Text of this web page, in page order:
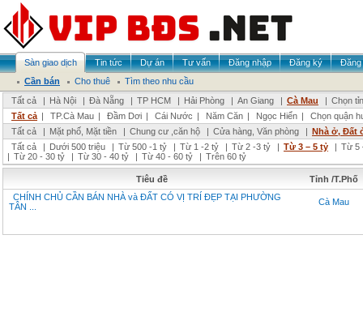
Sàn giao dịch Tin tức Dự án Tư vấn Đăng nhập Đăng ký
Đăng
Cần bán
Cho thuê
Tìm theo nhu cầu
Tất cả
| Hà Nội | Đà Nẵng | TP HCM | Hải Phòng | An Giang | Cà Mau | Chọn
Tất cả | TP.Cà Mau | Đầm Dơi | Cái Nước | Năm Căn | Ngọc Hiển |
Chọn quận
Tất cả
| Mặt phố, Mặt tiền | Chung cư ,căn hộ | Cửa hàng, Văn phòng | Nhà ở, Đất
Tất cả
| Dưới 500 triệu | Từ 500 -1 tỷ | Từ 1 -2 tỷ | Từ 2 -3 tỷ | Từ 3 – 5 tỷ | Từ 5
| Từ 20 - 30 tỷ | Từ 30 - 40 tỷ | Từ 40 - 60 tỷ | Trên 60 tỷ
Tiêu đề
Tỉnh /T.Phố
CHÍNH CHỦ CẦN BÁN NHÀ và ĐẤT CÓ VỊ TRÍ ĐẸP TẠI PHƯỜNG
TÂN ...
Cà Mau